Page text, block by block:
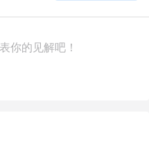
你的见解吧！